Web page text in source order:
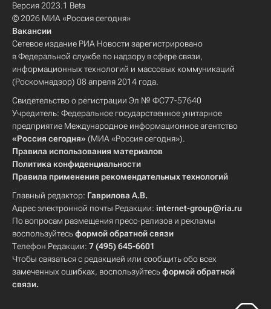
Версия 2023.1 Beta
© 2026 МИА «Россия сегодня»
Вакансии
Сетевое издание РИА Новости зарегистрировано
в Федеральной службе по надзору в сфере связи,
информационных технологий и массовых коммуникаций
(Роскомнадзор) 08 апреля 2014 года.
Свидетельство о регистрации Эл № ФС77-57640
Учредитель: Федеральное государственное унитарное
предприятие Международное информационное агентство
«Россия сегодня» (МИА «Россия сегодня»).
Правила использования материалов
Политика конфиденциальности
Правила применения рекомендательных технологий
Главный редактор: Гаврилова А.В.
Адрес электронной почты Редакции: internet-group@ria.ru
По вопросам размещения пресс-релизов и рекламы
воспользуйтесьформой обратной связи
Телефон Редакции: 7 (495) 645-6601
Чтобы связаться с редакцией или сообщить обо всех
замеченных ошибках, воспользуйтесьформой обратной
связи.